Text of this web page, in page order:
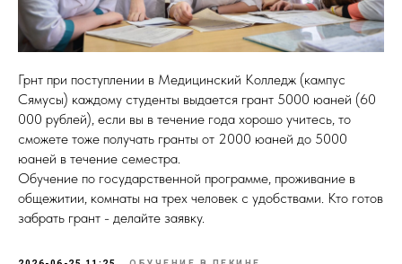
Грнт при поступлении в Медицинский Колледж (кампус
Сямусы) каждому студенты выдается грант 5000 юаней (60
000 рублей), если вы в течение года хорошо учитесь, то
сможете тоже получать гранты от 2000 юаней до 5000
юаней в течение семестра.
Обучение по государственной программе, проживание в
общежитии, комнаты на трех человек с удобствами. Кто готов
забрать грант - делайте заявку.